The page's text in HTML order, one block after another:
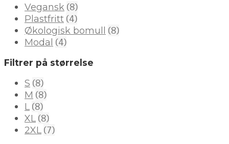
Vegansk (8)
Plastfritt (4)
Økologisk bomull (8)
Modal (4)
Filtrer på størrelse
S (8)
M (8)
L (8)
XL (8)
2XL (7)